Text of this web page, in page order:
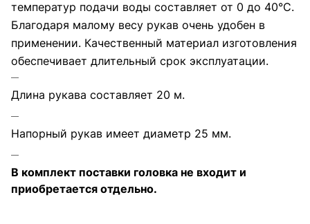
температур подачи воды составляет от 0 до 40°C.
Благодаря малому весу рукав очень удобен в
применении. Качественный материал изготовления
обеспечивает длительный срок эксплуатации.
Длина рукава составляет 20 м.
Напорный рукав имеет диаметр 25 мм.
В комплект поставки головка не входит и
приобретается отдельно.